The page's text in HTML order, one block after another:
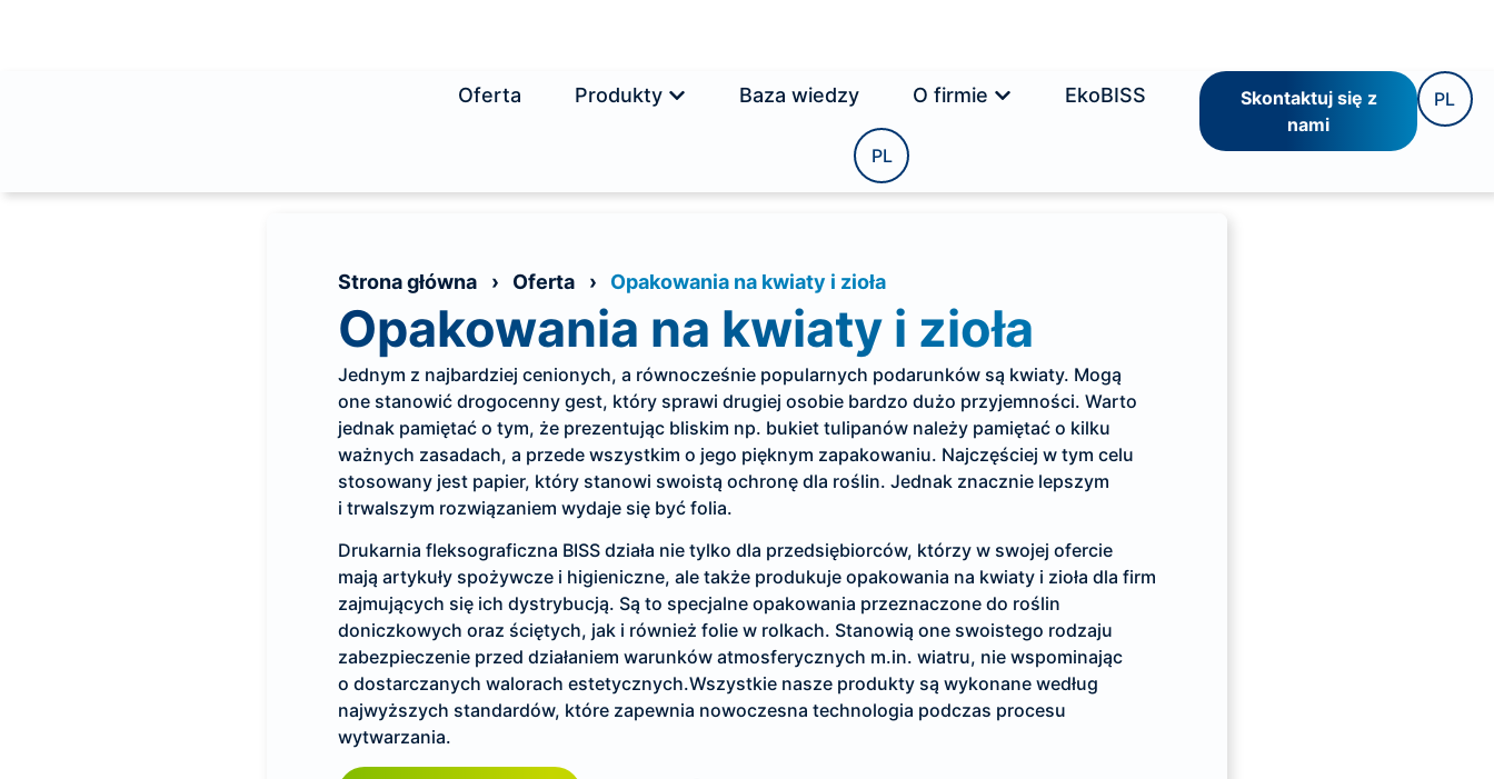
Oferta Produkty Baza wiedzy O firmie EkoBISS
PL
Skontaktuj się z
nami
PL
Strona główna › Oferta › Opakowania na kwiaty i zioła
Opakowania na kwiaty i zioła
Jednym z najbardziej cenionych, a równocześnie popularnych podarunków są kwiaty. Mogą
one stanowić drogocenny gest, który sprawi drugiej osobie bardzo dużo przyjemności. Warto
jednak pamiętać o tym, że prezentując bliskim np. bukiet tulipanów należy pamiętać o kilku
ważnych zasadach, a przede wszystkim o jego pięknym zapakowaniu. Najczęściej w tym celu
stosowany jest papier, który stanowi swoistą ochronę dla roślin. Jednak znacznie lepszym
i trwalszym rozwiązaniem wydaje się być folia.
Drukarnia fleksograficzna BISS działa nie tylko dla przedsiębiorców, którzy w swojej ofercie
mają artykuły spożywcze i higieniczne, ale także produkuje opakowania na kwiaty i zioła dla firm
zajmujących się ich dystrybucją. Są to specjalne opakowania przeznaczone do roślin
doniczkowych oraz ściętych, jak i również folie w rolkach. Stanowią one swoistego rodzaju
zabezpieczenie przed działaniem warunków atmosferycznych m.in. wiatru, nie wspominając
o dostarczanych walorach estetycznych.Wszystkie nasze produkty są wykonane według
najwyższych standardów, które zapewnia nowoczesna technologia podczas procesu
wytwarzania.